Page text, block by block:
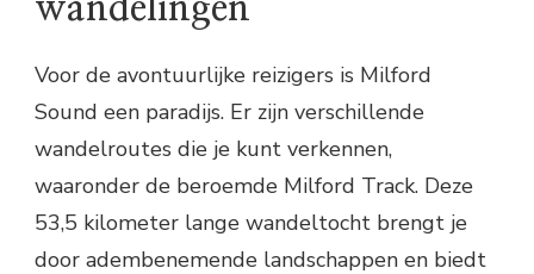
wandelingen
Voor de avontuurlijke reizigers is Milford
Sound een paradijs. Er zijn verschillende
wandelroutes die je kunt verkennen,
waaronder de beroemde Milford Track. Deze
53,5 kilometer lange wandeltocht brengt je
door adembenemende landschappen en biedt